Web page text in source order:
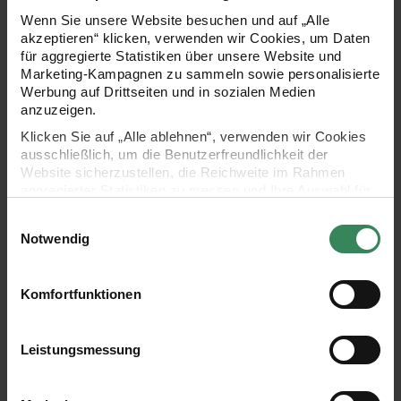
Wenn Sie unsere Website besuchen und auf „Alle
akzeptieren“ klicken, verwenden wir Cookies, um Daten
für aggregierte Statistiken über unsere Website und
Marketing-Kampagnen zu sammeln sowie personalisierte
Werbung auf Drittseiten und in sozialen Medien
anzuzeigen.
Klicken Sie auf „Alle ablehnen“, verwenden wir Cookies
ausschließlich, um die Benutzerfreundlichkeit der
Website sicherzustellen, die Reichweite im Rahmen
Ihre Einwilligung ist freiwillig und kann jederzeit über den
Link „Cookie-Einstellungen“ im Fußbereich der Seite
verwendeten Technologien und den Empfängern der
Daten finden Sie in unserer Datenschutzerklärung.
Notwendig
Komfortfunktionen
Leistungsmessung
deutsch
3,99 €
deutsch
3,99 €
Creative Bubble - Beyond the Sea
the Sea
Creative Bubble - At the Beach